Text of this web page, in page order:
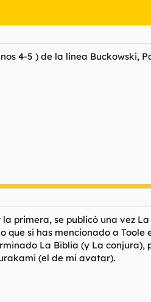
4-5 ) de la linea Buckowski,
primera, se publicó una vez
si has mencionado a Toole
La Biblia (y La conjura),
(el de mi avatar).